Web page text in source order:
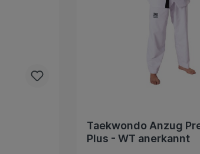
Taekwondo Anzug
Plus - WT anerkannt